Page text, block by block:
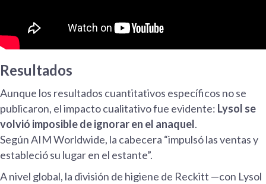
Resultados
Aunque los resultados cuantitativos específicos no se
publicaron, el impacto cualitativo fue evidente: Lysol se
volvió imposible de ignorar en el anaquel.
Según AIM Worldwide, la cabecera “impulsó las ventas y
estableció su lugar en el estante”.
A nivel global, la división de higiene de Reckitt —con Lysol